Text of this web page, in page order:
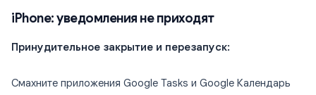
iPhone: уведомления не приходят
Принудительное закрытие и перезапуск:
Смахните приложения Google Tasks и Google Календарь